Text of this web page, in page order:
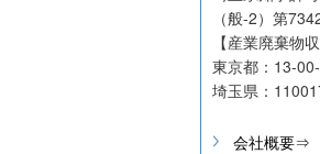
（般-2）第
【産業廃棄物
東京都：13-
埼玉県：
会社概要⇒